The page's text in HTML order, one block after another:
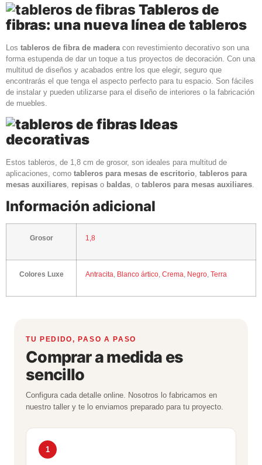
Tableros de
fibras: una nueva línea de tableros
Los tableros de fibra de madera con revestimiento decorativo son una
forma estupenda de dar un toque a tus proyectos de decoración. Con una
multitud de diseños y acabados entre los que elegir, seguro que
encontrarás el que tenga el aspecto perfecto para tu espacio. Son fáciles
de instalar y pueden utilizarse para el diseño de interiores o la fabricación
de muebles.
Ideas
decorativas
Estos tableros, de 1,8 cm de grosor, son ideales para multitud de
aplicaciones, como tableros para mesas de escritorio, tableros para
mesas auxiliares, repisas o baldas, o tableros para mesas auxiliares.
Información adicional
Grosor 1,8
Colores Luxe Antracita Blanco ártico Crema Negro Terra
TU PEDIDO, PASO A PASO
Comprar a medida es
sencillo
Configura cada detalle online. Nosotros lo fabricamos en
nuestro taller y te lo enviamos preparado para tu proyecto.
1